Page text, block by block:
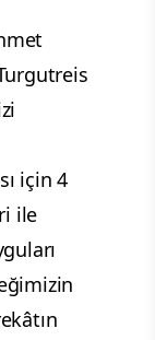
için 4
ile